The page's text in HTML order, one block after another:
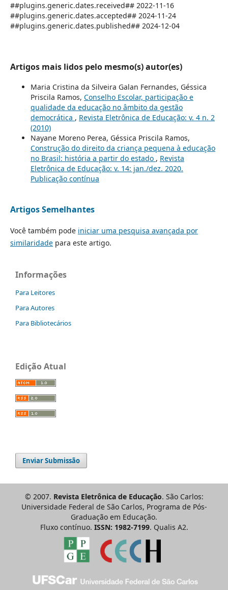
##plugins.generic.dates.received## 2022-11-16
##plugins.generic.dates.accepted## 2024-11-24
##plugins.generic.dates.published## 2024-12-04
Artigos mais lidos pelo mesmo(s) autor(es)
Maria Cristina da Silveira Galan Fernandes, Géssica
Priscila Ramos, Conselho Escolar, participação e
qualidade da educação no âmbito da gestão
democrática , Revista Eletrônica de Educação: v. 4 n. 2
(2010)
Nayane Moreno Perea, Géssica Priscila Ramos,
Construção do direito da criança pequena à educação
no Brasil: história a partir do estado , Revista
Eletrônica de Educação: v. 14: jan./dez. 2020.
Publicação contínua
Artigos Semelhantes
Você também pode iniciar uma pesquisa avançada por
similaridadepara este artigo.
Informações
Para Leitores
Para Autores
Para Bibliotecários
Edição Atual
Enviar Submissão
© 2007. Revista Eletrônica de Educação. São Carlos:
Universidade Federal de São Carlos, Programa de Pós-
Graduação em Educação.
Fluxo contínuo. ISSN: 1982-7199. Qualis A2.